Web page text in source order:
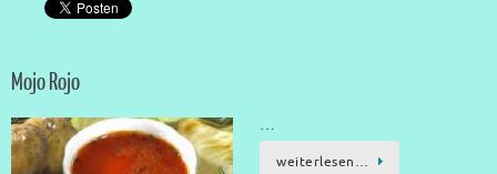
Mojo Rojo
…
weiterlesen…